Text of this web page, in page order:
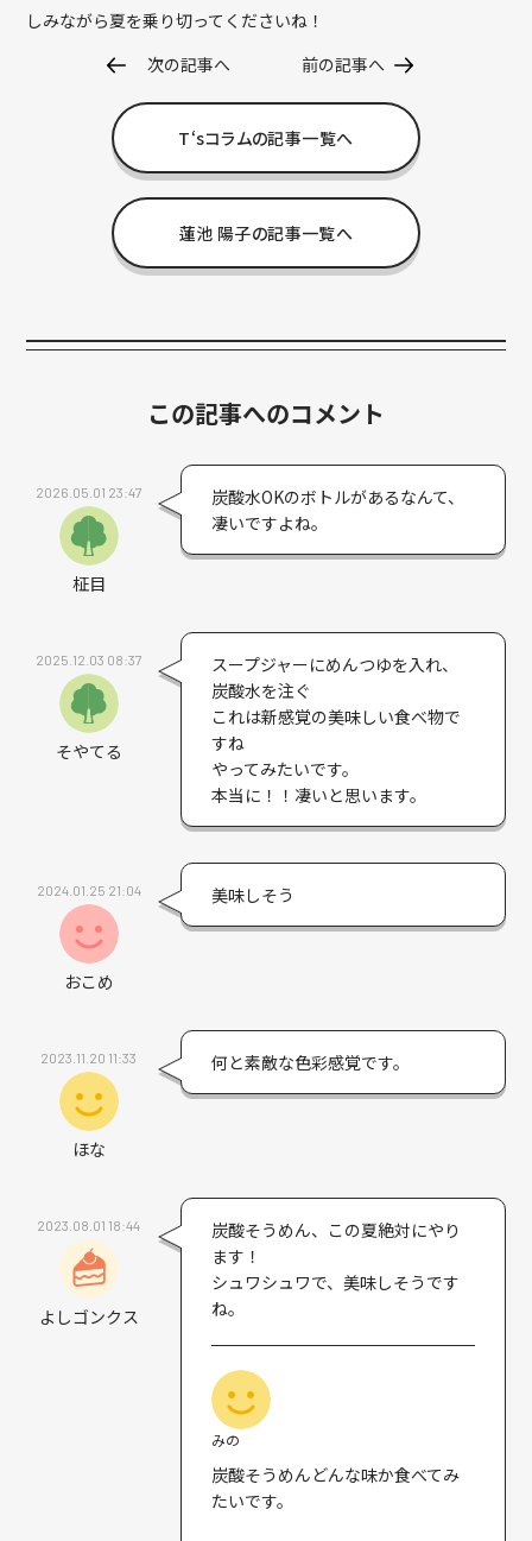
しみながら夏を乗り切ってくださいね！
次の記事へ
前の記事へ
T‘sコラムの記事一覧へ
蓮池 陽子の記事一覧へ
この記事へのコメント
2026.05.01 23:47
柾目
炭酸水OKのボトルがあるなんて、
凄いですよね。
2025.12.03 08:37
そやてる
スープジャーにめんつゆを入れ、
炭酸水を注ぐ
これは新感覚の美味しい食べ物で
すね
やってみたいです。
本当に！！凄いと思います。
2024.01.25 21:04
おこめ
美味しそう
2023.11.20 11:33
ほな
何と素敵な色彩感覚です。
2023.08.01 18:44
よしゴンクス
炭酸そうめん、この夏絶対にやり
ます！
シュワシュワで、美味しそうです
ね。
みの
炭酸そうめんどんな味か食べてみ
たいです。